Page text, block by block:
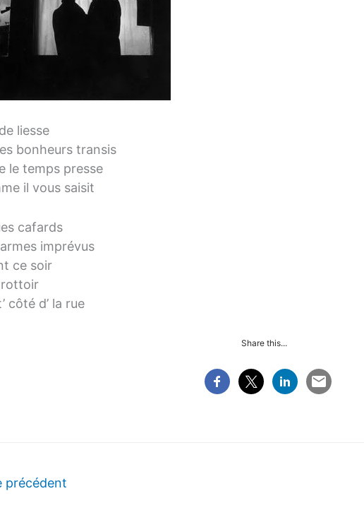
liesse
bonheurs transis
le temps presse
il vous saisit
cafards
imprévus
ce soir
côté d’ la rue
Share this...
précédent